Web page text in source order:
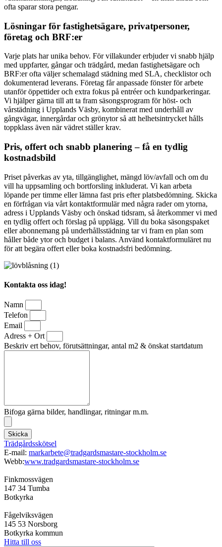
ofta sparar stora pengar.
Lösningar för fastighetsägare, privatpersoner,
företag och BRF:er
Varje plats har unika behov. För villakunder erbjuder vi snabb hjälp
med uppfarter, gångar och trädgård, medan fastighetsägare och
BRF:er ofta väljer schemalagd städning med SLA, checklistor och
dokumenterad leverans. Företag får anpassade fönster för arbete
utanför öppettider och extra fokus på entréer och kundparkeringar.
Vi hjälper gärna till att ta fram säsongsprogram för höst- och
vårstädning i Upplands Väsby, kombinerat med underhåll av
gångvägar, innergårdar och grönytor så att helhetsintrycket hålls
toppklass även när vädret ställer krav.
Pris, offert och snabb planering – få en tydlig
kostnadsbild
Priset påverkas av yta, tillgänglighet, mängd löv/avfall och om du
vill ha uppsamling och bortforsling inkluderat. Vi kan arbeta
löpande per timme eller lämna fast pris efter platsbedömning. Skicka
en förfrågan via vårt kontaktformulär med några rader om ytorna,
adress i Upplands Väsby och önskad tidsram, så återkommer vi med
en tydlig offert och förslag på upplägg. Vill du boka säsongspaket
eller abonnemang på underhållsstädning tar vi fram en plan som
håller både ytor och budget i balans. Använd kontaktformuläret nu
för att begära offert eller boka kostnadsfri bedömning.
Kontakta oss idag!
Namn
Telefon
Email
Adress + Ort
Beskriv ert behov, förutsättningar, antal m2 & önskat startdatum
Bifoga gärna bilder, handlingar, ritningar m.m.
Skicka
Trädgårdsskötsel
E-mail: markarbete@tradgardsmastare-stockholm.se
Webb:www.tradgardsmastare-stockholm.se
Finkmossvägen
147 34 Tumba
Botkyrka
Fågelviksvägen
145 53 Norsborg
Botkyrka kommun
Hitta till oss